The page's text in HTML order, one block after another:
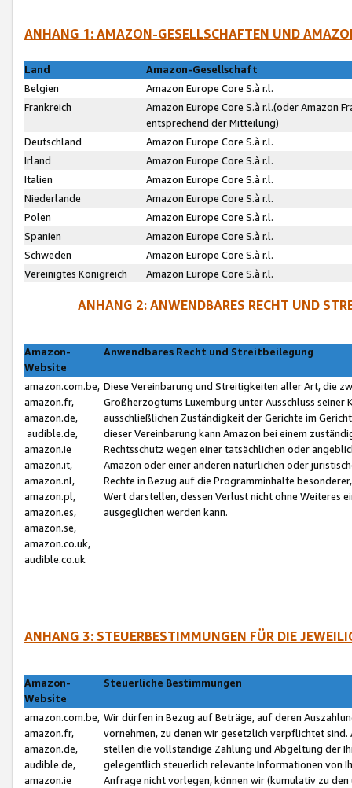
ANHANG 1: AMAZON-GESELLSCHAFTEN UND
Land
Amazon-Gesellschaft
Belgien
Amazon Europe Core S.à r.l.
Frankreich
Amazon Europe Core S.à r.l.(oder Amazon
entsprechend der Mitteilung)
Deutschland
Amazon Europe Core S.à r.l.
Irland
Amazon Europe Core S.à r.l.
Italien
Amazon Europe Core S.à r.l.
Niederlande
Amazon Europe Core S.à r.l.
Polen
Amazon Europe Core S.à r.l.
Spanien
Amazon Europe Core S.à r.l.
Schweden
Amazon Europe Core S.à r.l.
Vereinigtes Königreich
Amazon Europe Core S.à r.l.
ANHANG 2: ANWENDBARES RECHT UND
Amazon-
Website
Anwendbares Recht und Streitbeilegung
amazon.com.be,
amazon.fr,
amazon.de,
audible.de,
amazon.ie
amazon.it,
amazon.nl,
amazon.pl,
amazon.es,
amazon.se,
amazon.co.uk,
audible.co.uk
Diese Vereinbarung und Streitigkeiten aller Art, die
Großherzogtums Luxemburg unter Ausschluss
ausschließlichen Zuständigkeit der Gerichte im
dieser Vereinbarung kann Amazon bei einem
Rechtsschutz wegen einer tatsächlichen oder
Amazon oder einer anderen natürlichen oder
Rechte in Bezug auf die Programminhalte
Wert darstellen, dessen Verlust nicht ohne Weiteres
ausgeglichen werden kann.
ANHANG 3: STEUERBESTIMMUNGEN FÜR DIE
Amazon-
Website
Steuerliche Bestimmungen
amazon.com.be,
amazon.fr,
amazon.de,
audible.de,
amazon.ie
Wir dürfen in Bezug auf Beträge, auf deren
vornehmen, zu denen wir gesetzlich verpflichtet
stellen die vollständige Zahlung und Abgeltung der
gelegentlich steuerlich relevante Informationen von
Anfrage nicht vorlegen, können wir (kumulativ zu